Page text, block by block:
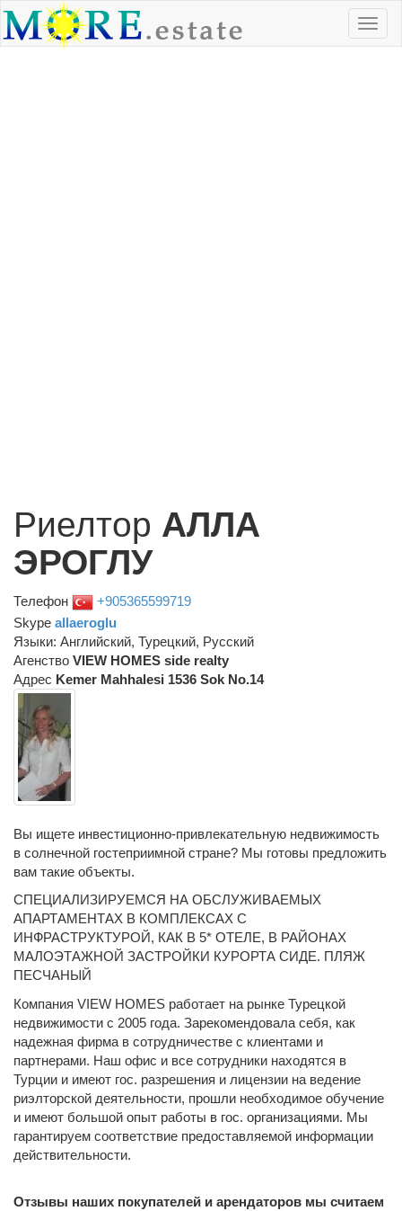
Риелтор АЛЛА
ЭРОГЛУ
Телефон
+905365599719
Skype allaeroglu
Языки: Английский, Турецкий, Русский
Агенство VIEW HOMES side realty
Адрес Kemer Mahhalesi 1536 Sok No.14
Вы ищете инвестиционно-привлекательную недвижимость
в солнечной гостеприимной стране? Мы готовы предложить
вам такие объекты.
СПЕЦИАЛИЗИРУЕМСЯ НА ОБСЛУЖИВАЕМЫХ
АПАРТАМЕНТАХ В КОМПЛЕКСАХ С
ИНФРАСТРУКТУРОЙ, КАК В 5* ОТЕЛЕ, В РАЙОНАХ
МАЛОЭТАЖНОЙ ЗАСТРОЙКИ КУРОРТА СИДЕ. ПЛЯЖ
ПЕСЧАНЫЙ
Компания VIEW HOMES работает на рынке Турецкой
недвижимости c 2005 года. Зарекомендовала себя, как
надежная фирма в сотрудничестве с клиентами и
партнерами. Наш офис и все сотрудники находятся в
Турции и имеют гос. разрешения и лицензии на ведение
риэлторской деятельности, прошли необходимое обучение
и имеют большой опыт работы в гос. организациями. Мы
гарантируем соответствие предоставляемой информации
действительности.
Отзывы наших покупателей и арендаторов мы считаем